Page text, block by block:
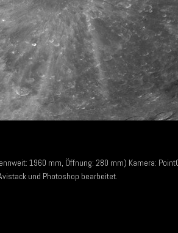
1960 mm, Öffnung: 280 mm) Kamera:
und Photoshop bearbeitet.